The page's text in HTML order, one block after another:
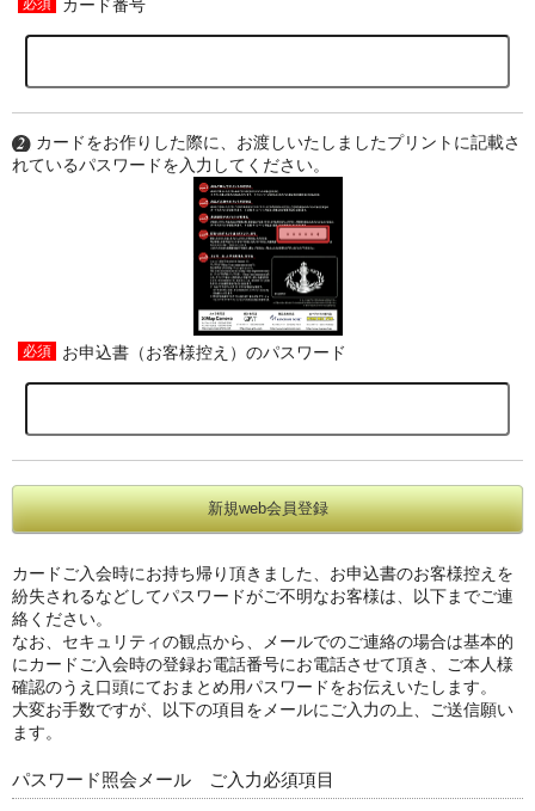
カード番号
カードをお作りした際に、お渡しいたしましたプリントに記載さ
れているパスワードを入力してください。
お申込書（お客様控え）のパスワード
カードご入会時にお持ち帰り頂きました、お申込書のお客様控えを
紛失されるなどしてパスワードがご不明なお客様は、以下までご連
絡ください。
なお、セキュリティの観点から、メールでのご連絡の場合は基本的
にカードご入会時の登録お電話番号にお電話させて頂き、ご本人様
確認のうえ口頭にておまとめ用パスワードをお伝えいたします。
大変お手数ですが、以下の項目をメールにご入力の上、ご送信願い
ます。
パスワード照会メール ご入力必須項目